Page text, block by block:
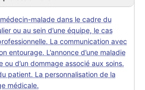
malade dans le cadre du
ou au sein d’une équipe, le cas
La communication avec
entourage. L’annonce d’une maladie
ou d’un dommage associé aux soins.
patient. La personnalisation de la
médicale.